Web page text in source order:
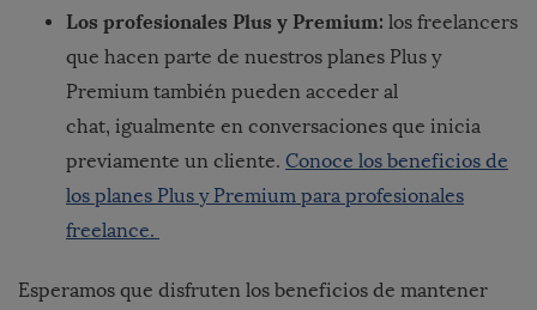
Los profesionales Plus y Premium: los freelancers
que hacen parte de nuestros planes Plus y
Premium también pueden acceder al
chat, igualmente en conversaciones que inicia
previamente un cliente. Conoce los beneficios de
los planes Plus y Premium para profesionales
freelance.
Esperamos que disfruten los beneficios de mantener